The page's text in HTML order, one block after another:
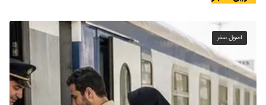
اصول سفر